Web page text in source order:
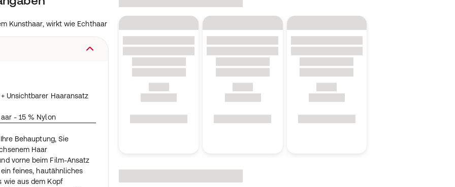
Kunsthaar, wirkt wie Echthaar
Unsichtbarer Haaransatz
- 15 % Nylon
Behauptung, Sie
Haar
vorne beim Film-Ansatz
feines, hautähnliches
wie aus dem Kopf